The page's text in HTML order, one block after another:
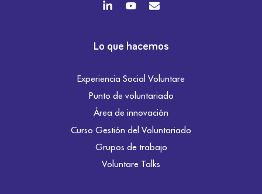
Lo que hacemos
Experiencia Social Voluntare
Punto de voluntariado
Área de innovación
Curso Gestión del Voluntariado
Grupos de trabajo
Voluntare Talks